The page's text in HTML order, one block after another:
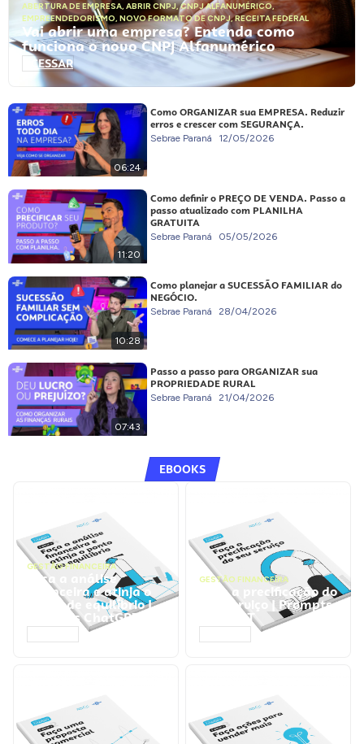
ABERTURA DE EMPRESA, ABRIR CNPJ,CNPJ ALFANUMÉRICO,
EMPREENDEDORISMO, NOVO FORMATO DE CNPJ,RECEITA FEDERAL
Vai abrir uma empresa? Entenda como
funciona o novo CNPJ Alfanumérico
ACESSAR
06:24
Como ORGANIZAR sua EMPRESA. Reduzir
erros e crescer com SEGURANÇA.
Sebrae Paraná 12/05/2026
11:20
Como definir o PREÇO DE VENDA. Passo a
passo atualizado com PLANILHA
GRATUITA
Sebrae Paraná 05/05/2026
10:28
Como planejar a SUCESSÃO FAMILIAR do
NEGÓCIO.
Sebrae Paraná 28/04/2026
07:43
Passo a passo para ORGANIZAR sua
PROPRIEDADE RURAL
Sebrae Paraná 21/04/2026
EBOOKS
GESTÃO FINANCEIRA
Faça a análise
financeira e atinja o
ponto de equilíbrio |
Prompts ChatGPT
GESTÃO FINANCEIRA
Faça a precificação do
seu serviço | Prompts
ChatGPT